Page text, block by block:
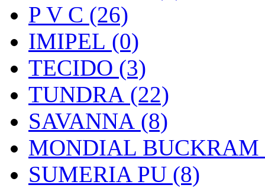
P V C (26)
IMIPEL (0)
TECIDO (3)
TUNDRA (22)
SAVANNA (8)
MONDIAL BUCKRAM
SUMERIA PU (8)